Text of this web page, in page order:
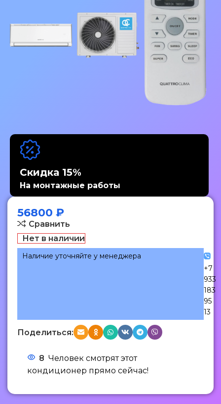
Скидка 15%
На монтажные работы
56800 ₽
Сравнить
Нет в наличии
Наличие уточняйте у менеджера
+7
933
183
95
13
Поделиться:
8 Человек смотрят этот
кондиционер прямо сейчас!